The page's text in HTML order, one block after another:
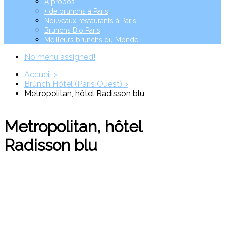
+ de brunchs à Paris
Nouveaux restaurants à Paris
Brunchs Bio Paris
Meilleurs brunchs du Monde
No menu assigned!
Accueil >
Brunch Hôtel (Paris Ouest) >
Metropolitan, hôtel Radisson blu
Metropolitan, hôtel
Radisson blu